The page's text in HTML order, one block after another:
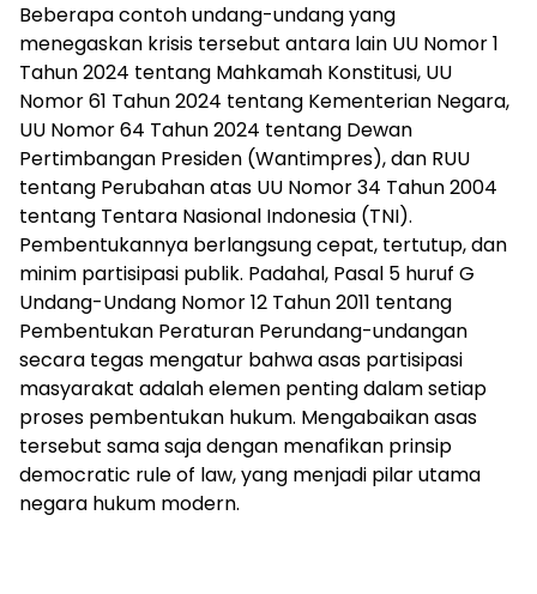
Beberapa contoh undang-undang yang
menegaskan krisis tersebut antara lain UU Nomor 1
Tahun 2024 tentang Mahkamah Konstitusi, UU
Nomor 61 Tahun 2024 tentang Kementerian Negara,
UU Nomor 64 Tahun 2024 tentang Dewan
Pertimbangan Presiden (Wantimpres), dan RUU
tentang Perubahan atas UU Nomor 34 Tahun 2004
tentang Tentara Nasional Indonesia (TNI).
Pembentukannya berlangsung cepat, tertutup, dan
minim partisipasi publik. Padahal, Pasal 5 huruf G
Undang-Undang Nomor 12 Tahun 2011 tentang
Pembentukan Peraturan Perundang-undangan
secara tegas mengatur bahwa asas partisipasi
masyarakat adalah elemen penting dalam setiap
proses pembentukan hukum. Mengabaikan asas
tersebut sama saja dengan menafikan prinsip
democratic rule of law, yang menjadi pilar utama
negara hukum modern.